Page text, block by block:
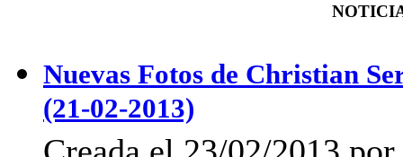
Nuevas Fotos de Christian
(21-02-2013)